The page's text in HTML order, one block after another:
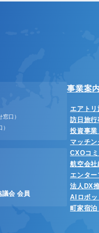
窓口）
議会 会員
事業案
エアト
訪日旅
投資事業
マッチ
CXOコ
航空会
エンタ
法人DX
AIロボ
町家宿